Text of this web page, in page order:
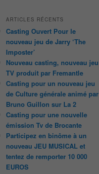
ARTICLES RÉCENTS
Casting Ouvert Pour le
nouveau jeu de Jarry ‘The
Imposter’
Nouveau casting, nouveau jeu
TV produit par Fremantle
Casting pour un nouveau jeu
de Culture générale animé par
Bruno Guillon sur La 2
Casting pour une nouvelle
émission Tv de Brocante
Participez en binôme à un
nouveau JEU MUSICAL et
tentez de remporter 10 000
EUROS